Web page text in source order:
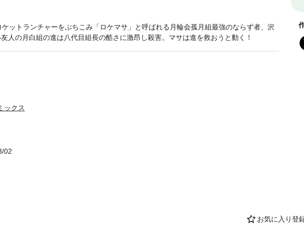
お気に入り登
ットランチャーをぶちこみ「ロケマサ」と呼ばれる月輪会孤月組最強のならず者、沢
人の月白組の進は八代目組長の酷さに激昂し殺害。マサは進を救おうと動く！
ックス
02